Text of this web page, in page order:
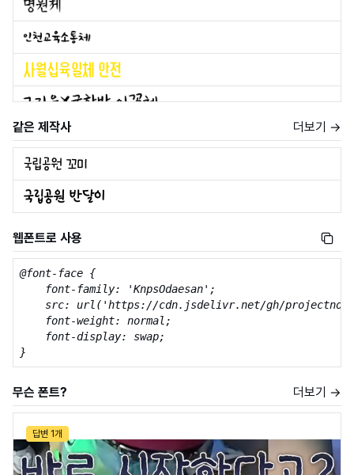
같은 제작사 더보기 →
웹폰트로 사용
@font-face {
    font-family: 'KnpsOdaesan';
src: url('https://cdn.jsdelivr.net/gh/
    font-weight: normal;
    font-display: swap;
}
무슨 폰트? 더보기 →
답변 1개